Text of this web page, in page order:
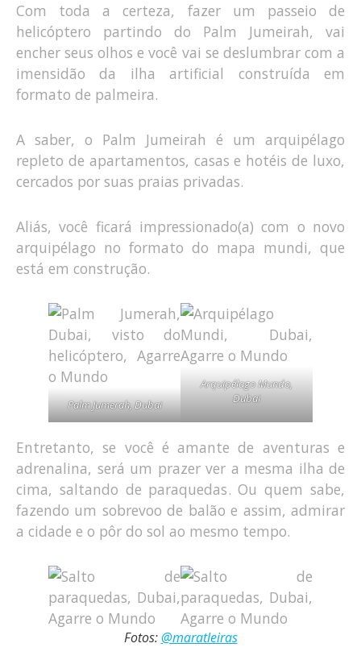
Com toda a certeza, fazer um passeio de
helicóptero partindo do Palm Jumeirah, vai
encher seus olhos e você vai se deslumbrar com a
imensidão da ilha artificial construída em
formato de palmeira.
A saber, o Palm Jumeirah é um arquipélago
repleto de apartamentos, casas e hotéis de luxo,
cercados por suas praias privadas.
Aliás, você ficará impressionado(a) com o novo
arquipélago no formato do mapa mundi, que
está em construção.
Palm Jumerah, Dubai
Arquipélago Mundo,
Dubai
Entretanto, se você é amante de aventuras e
adrenalina, será um prazer ver a mesma ilha de
cima, saltando de paraquedas. Ou quem sabe,
fazendo um sobrevoo de balão e assim, admirar
a cidade e o pôr do sol ao mesmo tempo.
Fotos:@maratleiras